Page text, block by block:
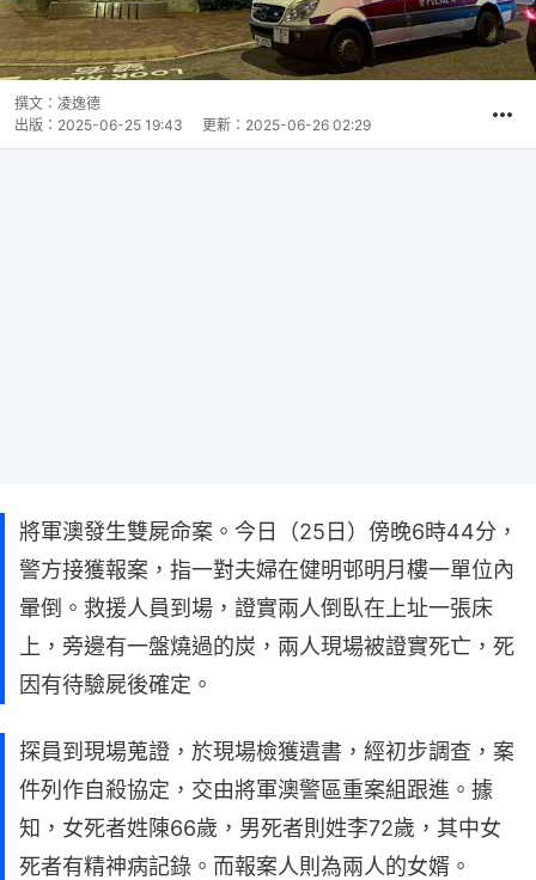
撰文： 凌逸德
出版： 2025-06-25 19:43 更新： 2025-06-26 02:29
將軍澳發生雙屍命案。今日（25日）傍晚6時44分，
警方接獲報案，指一對夫婦在健明邨明月樓一單位內
暈倒。救援人員到場，證實兩人倒臥在上址一張床
上，旁邊有一盤燒過的炭，兩人現場被證實死亡，死
因有待驗屍後確定。
探員到現場蒐證，於現場檢獲遺書，經初步調查，案
件列作自殺協定，交由將軍澳警區重案組跟進。據
知，女死者姓陳66歲，男死者則姓李72歲，其中女
死者有精神病記錄。而報案人則為兩人的女婿。